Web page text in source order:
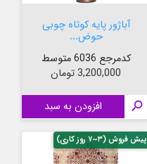
آباژور پایه کوتاه چوبی
حوض...
کدمرجع 6036 متوسط
قیمت
3,200,000 تومان
 افزودن به سبد
پیش فروش (۳~۷ روز کاری)